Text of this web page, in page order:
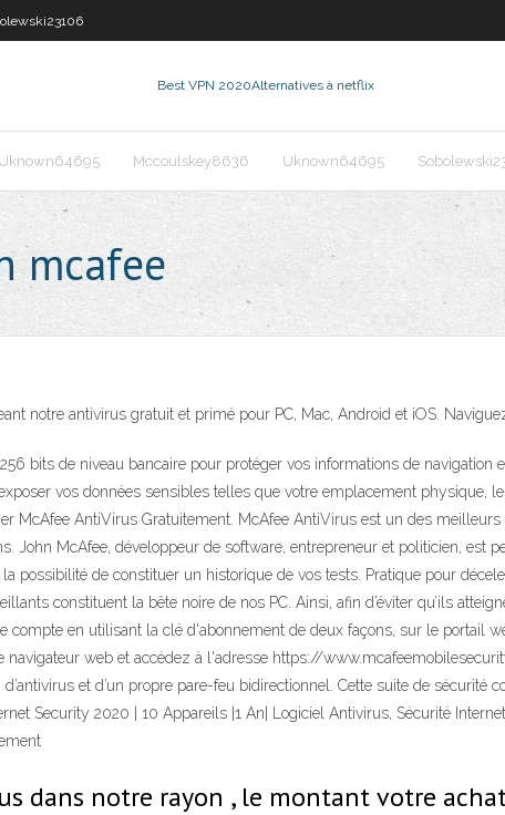
Best VPN 2020Alternatives à netflix
Uknown64695 Mccoulskey8636 Uknown64695
mcafee
notre antivirus gratuit et primé pour PC, Mac, Android et iOS.
bits de niveau bancaire pour protéger vos informations de navigation
vos données sensibles telles que votre emplacement physique,
McAfee AntiVirus Gratuitement. McAfee AntiVirus est un des
John McAfee, développeur de software, entrepreneur et politicien, est
possibilité de constituer un historique de vos tests. Pratique pour
constituent la bête noire de nos PC. Ainsi, afin d’éviter qu’ils
compte en utilisant la clé d'abonnement de deux façons, sur le portail
web et accédez à l'adresse https://
et d’un propre pare-feu bidirectionnel. Cette suite de sécurité
Security 2020 | 10 Appareils |1 An| Logiciel Antivirus, Sécurité
dans notre rayon , le montant votre